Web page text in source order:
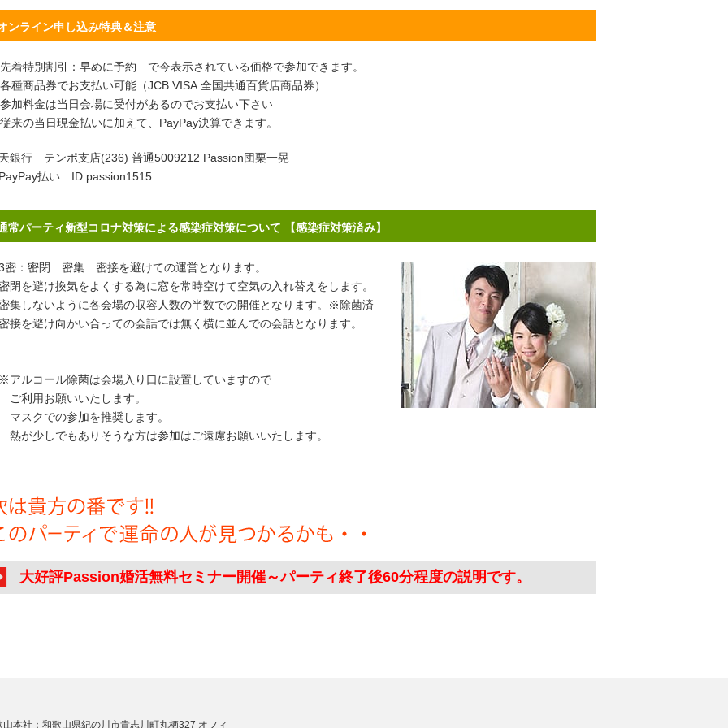
ンライン申し込み特典＆注意
先着特別割引：早めに予約 で今表示されている価格で参加できます。
各種商品券でお支払い可能（JCB.VISA.全国共通百貨店商品券）
参加料金は当日会場に受付があるのでお支払い下さい
従来の当日現金払いに加えて、PayPay決算できます。
銀行 テンポ支店(236) 普通5009212 Passion団栗一晃
払い ID:passion1515
常パーティ新型コロナ対策による感染症対策について 【感染症対策済み】
：密閉 密集 密接を避けての運営となります。
閉を避け換気をよくする為に窓を常時空けて空気の入れ替えをします。
集しないように各会場の収容人数の半数での開催となります。※除菌済
接を避け向かい合っての会話では無く横に並んでの会話となります。
ルコール除菌は会場入り口に設置していますので
利用お願いいたします。
スクでの参加を推奨します。
が少しでもありそうな方は参加はご遠慮お願いいたします。
大好評Passion婚活無料セミナー開催～パーティ終了後60分程度の説明です。
山本社：和歌山県紀の川市貴志川町丸栖327 オフィ